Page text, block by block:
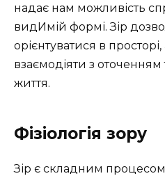
надає нам можливість
видИмій формі. Зір
орієнтуватися в
взаємодіяти з оточенням
життя.
Фізіологія зору
Зір є складним